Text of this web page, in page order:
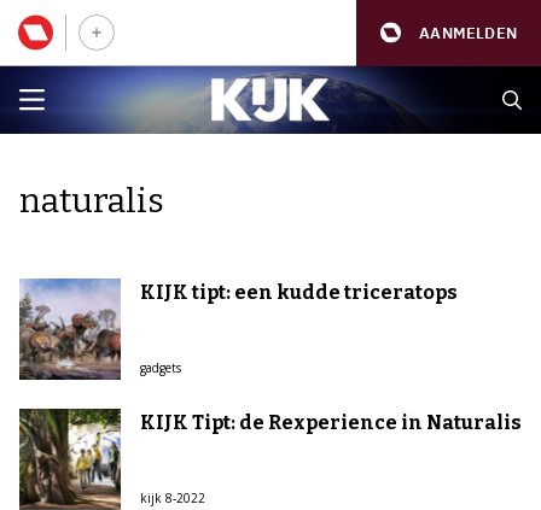
AANMELDEN
naturalis
KIJK tipt: een kudde triceratops
gadgets
KIJK Tipt: de Rexperience in Naturalis
kijk 8-2022